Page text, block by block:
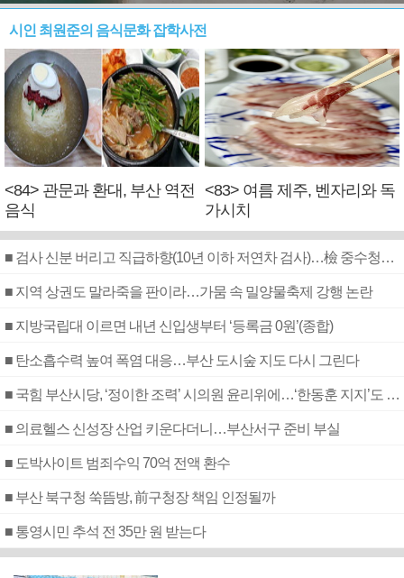
시인 최원준의 음식문화 잡학사전
<84> 관문과 환대, 부산 역전
음식
<83> 여름 제주, 벤자리와 독
가시치
■ 검사 신분 버리고 직급하향(10년 이하 저연차 검사)…檢 중수청행 기피
■ 지역 상권도 말라죽을 판이라…가뭄 속 밀양물축제 강행 논란
■ 지방국립대 이르면 내년 신입생부터 ‘등록금 0원’(종합)
■ 탄소흡수력 높여 폭염 대응…부산 도시숲 지도 다시 그린다
■ 국힘 부산시당, ‘정이한 조력’ 시의원 윤리위에…‘한동훈 지지’도 신고접수
■ 의료헬스 신성장 산업 키운다더니…부산서구 준비 부실
■ 도박사이트 범죄수익 70억 전액 환수
■ 부산 북구청 쑥뜸방, 前구청장 책임 인정될까
■ 통영시민 추석 전 35만 원 받는다